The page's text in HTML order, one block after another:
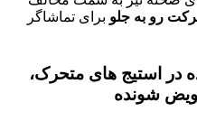
رو به جلو برای تماشاگر
در استیج‌ های متحرک،
شونده‌